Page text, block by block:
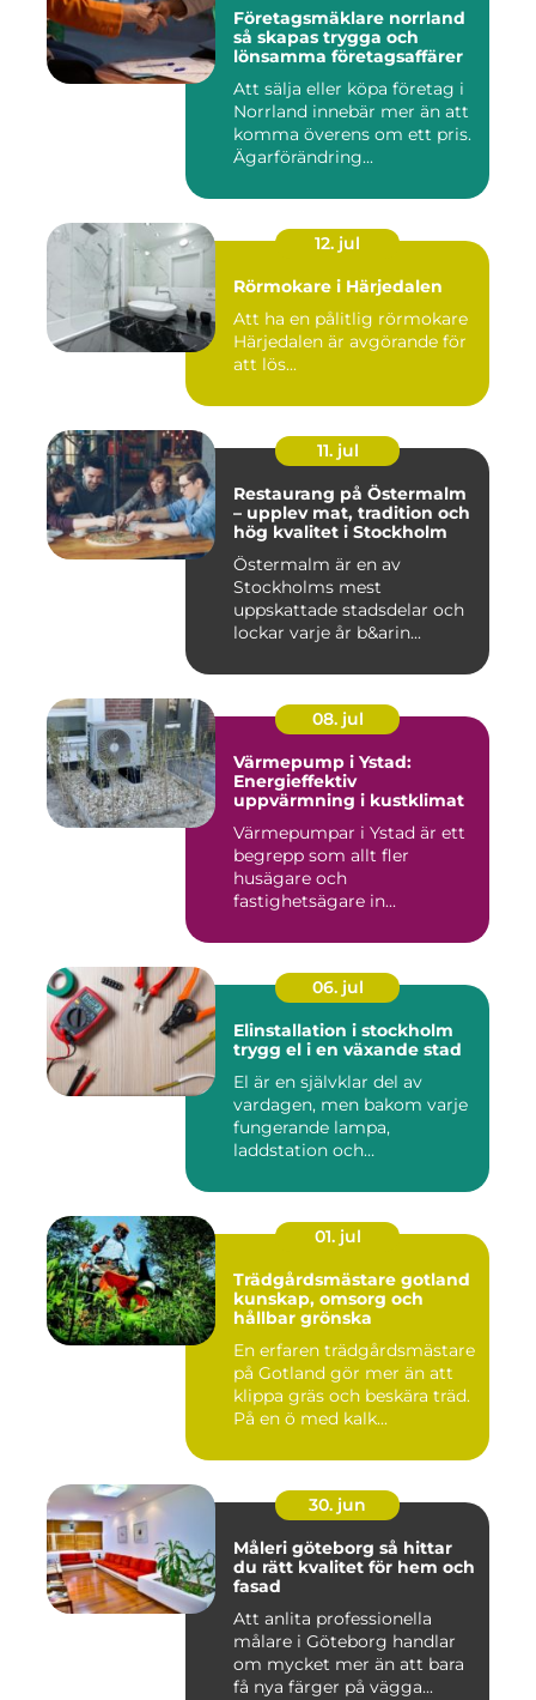
Företagsmäklare norrland
så skapas trygga och
lönsamma företagsaffärer
Att sälja eller köpa företag i
Norrland innebär mer än att
komma överens om ett pris.
Ägarförändring...
12. jul
Rörmokare i Härjedalen
Att ha en pålitlig rörmokare
Härjedalen är avgörande för
att lös...
11. jul
Restaurang på Östermalm
– upplev mat, tradition och
hög kvalitet i Stockholm
Östermalm är en av
Stockholms mest
uppskattade stadsdelar och
lockar varje år b&arin...
08. jul
Värmepump i Ystad:
Energieffektiv
uppvärmning i kustklimat
Värmepumpar i Ystad är ett
begrepp som allt fler
husägare och
fastighetsägare in...
06. jul
Elinstallation i stockholm
trygg el i en växande stad
El är en självklar del av
vardagen, men bakom varje
fungerande lampa,
laddstation och
01. jul
Trädgårdsmästare gotland
kunskap, omsorg och
hållbar grönska
En erfaren trädgårdsmästare
på Gotland gör mer än att
klippa gräs och beskära träd.
På en ö med kalk...
30. jun
Måleri göteborg så hittar
du rätt kvalitet för hem och
fasad
Att anlita professionella
målare i Göteborg handlar
om mycket mer än att bara
få nya färger på vägga...